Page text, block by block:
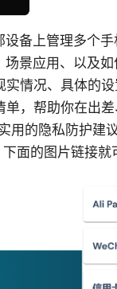
备上管理多个手
景应用、以及
情况、具体的
，帮助你在出
用的隐私防护建
面的图片链接就